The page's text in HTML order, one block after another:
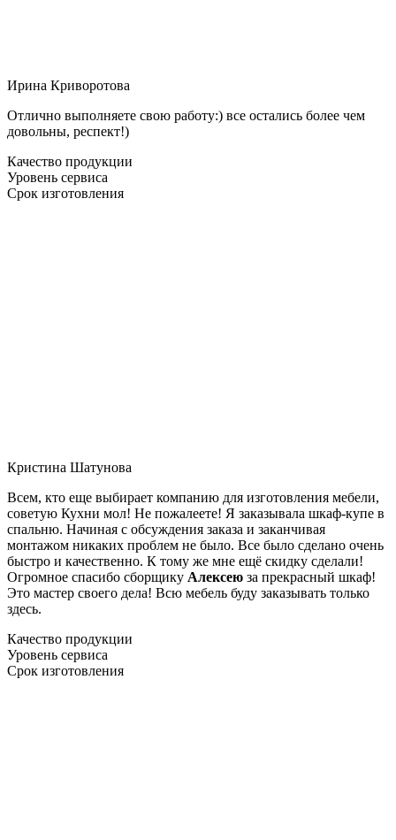
Ирина Криворотова
Отлично выполняете свою работу:) все остались более чем
довольны, респект!)
Качество продукции
Уровень сервиса
Срок изготовления
Кристина Шатунова
Всем, кто еще выбирает компанию для изготовления мебели,
советую Кухни мол! Не пожалеете! Я заказывала шкаф-купе в
спальню. Начиная с обсуждения заказа и заканчивая
монтажом никаких проблем не было. Все было сделано очень
быстро и качественно. К тому же мне ещё скидку сделали!
Огромное спасибо сборщику Алексею за прекрасный шкаф!
Это мастер своего дела! Всю мебель буду заказывать только
здесь.
Качество продукции
Уровень сервиса
Срок изготовления